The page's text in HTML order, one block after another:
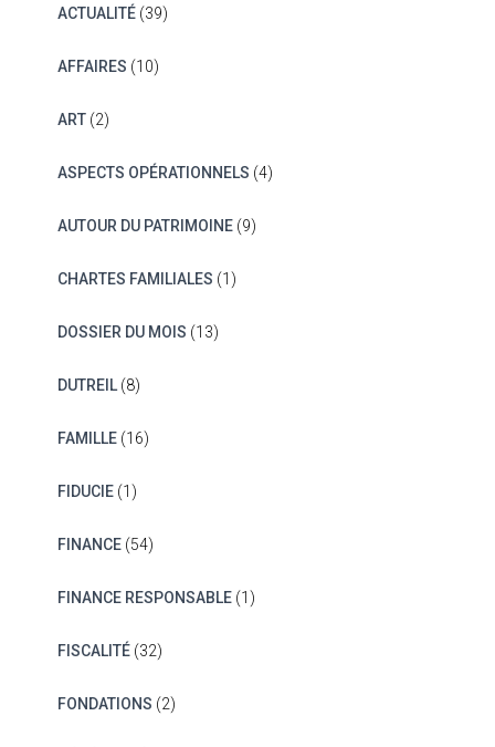
ACTUALITÉ(39)
AFFAIRES (10)
ART(2)
ASPECTS OPÉRATIONNELS (4)
AUTOUR DU PATRIMOINE(9)
CHARTES FAMILIALES (1)
DOSSIER DU MOIS (13)
DUTREIL(8)
FAMILLE(16)
FIDUCIE(1)
FINANCE(54)
FINANCE RESPONSABLE(1)
FISCALITÉ(32)
FONDATIONS (2)